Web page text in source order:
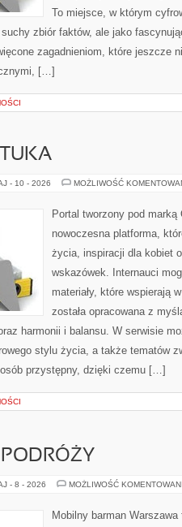
To miejsce, w którym
zbiór faktów, ale jako
zagadnieniom, które jeszcze
[…]
- 10 - 2026 MOŻLIWOŚĆ
Portal tworzony pod
nowoczesna platforma,
życia, inspiracji dla kobiet
wskazówek. Internauci
materiały, które wspierają
została opracowana z
harmonii i balansu. W serwisie
stylu życia, a także tematów
przystępny, dzięki czemu […]
- 8 - 2026 MOŻLIWOŚĆ
Mobilny barman